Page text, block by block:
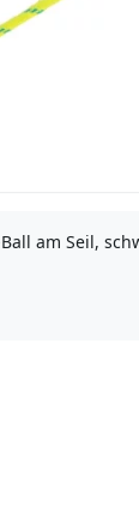
am Seil,